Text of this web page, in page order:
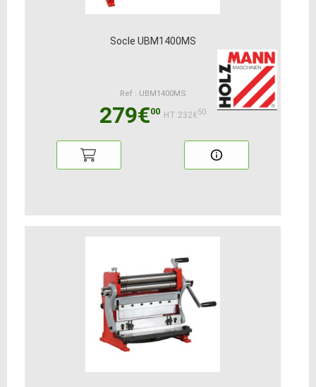
Socle UBM1400MS
Ref : UBM1400MS
279€00 HT:232€50